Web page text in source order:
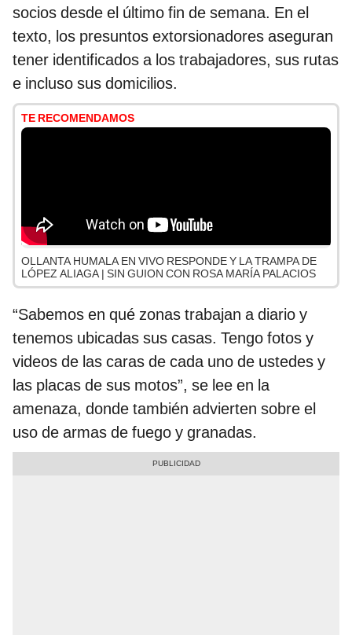
socios desde el último fin de semana. En el
texto, los presuntos extorsionadores aseguran
tener identificados a los trabajadores, sus rutas
e incluso sus domicilios.
TE RECOMENDAMOS
OLLANTA HUMALA EN VIVO RESPONDE Y LA TRAMPA DE
LÓPEZ ALIAGA | SIN GUION CON ROSA MARÍA PALACIOS
“Sabemos en qué zonas trabajan a diario y
tenemos ubicadas sus casas. Tengo fotos y
videos de las caras de cada uno de ustedes y
las placas de sus motos”, se lee en la
amenaza, donde también advierten sobre el
uso de armas de fuego y granadas.